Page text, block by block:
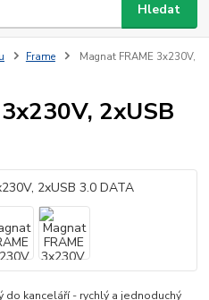
Hledat
Frame
Magnat FRAME 3x230V,
2xUSB
do kanceláří - rychlý a jednoduchý